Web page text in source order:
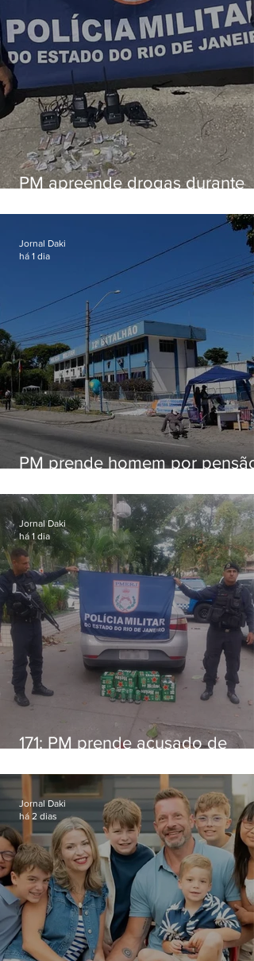
PM apreende drogas durante
PM prende homem por pensão
Jornal Daki
há 1 dia
171: PM prende acusado de
Niterói
Jornal Daki
há 1 dia
Jornal Daki
há 2 dias